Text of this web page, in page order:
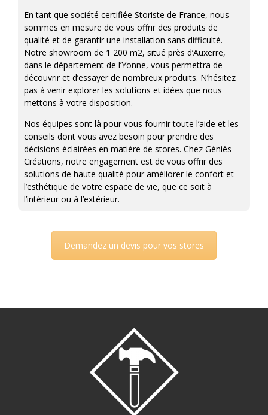
En tant que société certifiée Storiste de France, nous
sommes en mesure de vous offrir des produits de
qualité et de garantir une installation sans difficulté.
Notre showroom de 1 200 m2, situé près d’Auxerre,
dans le département de l’Yonne, vous permettra de
découvrir et d’essayer de nombreux produits. N’hésitez
pas à venir explorer les solutions et idées que nous
mettons à votre disposition.
Nos équipes sont là pour vous fournir toute l’aide et les
conseils dont vous avez besoin pour prendre des
décisions éclairées en matière de stores. Chez Géniès
Créations, notre engagement est de vous offrir des
solutions de haute qualité pour améliorer le confort et
l’esthétique de votre espace de vie, que ce soit à
l’intérieur ou à l’extérieur.
Demandez un devis pour vos stores